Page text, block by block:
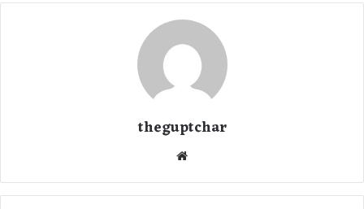
theguptchar
te